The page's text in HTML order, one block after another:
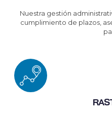
Nuestra gestión
cumplimiento de plazos,